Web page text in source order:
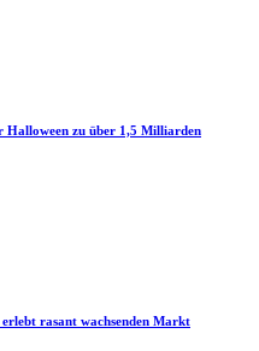
Halloween zu über 1,5 Milliarden
rasant wachsenden Markt